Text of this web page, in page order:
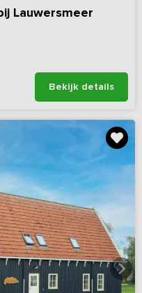
Lauwersmeer
Bekijk details